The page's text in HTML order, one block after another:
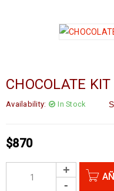
CHOCOLATE
Availability: In Stock
$870